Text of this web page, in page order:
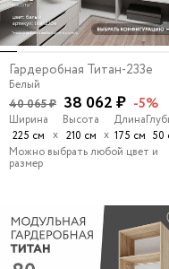
Гардеробная Титан-233e
Белый
40 065 ₽ 38 062 ₽ -5%
Ширина
225 см х
Высота
210 см х
Длина
175 см 50
Можно выбрать любой цвет и
размер